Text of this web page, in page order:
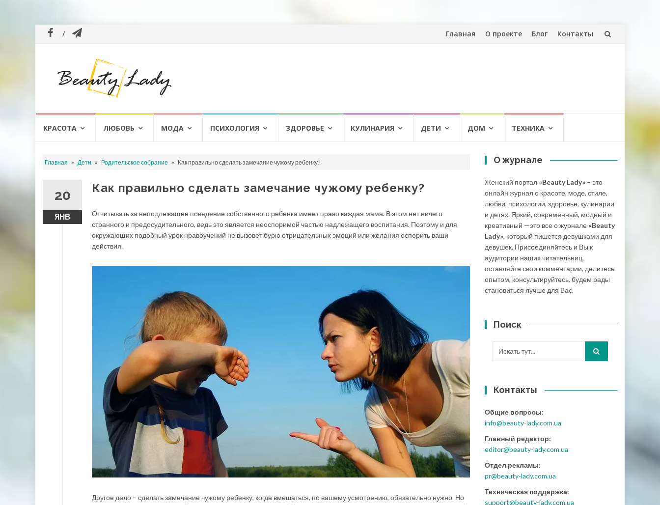
Перейти
Главная О проекте Блог Контакты
КРАСОТА ЛЮБОВЬ МОДА ПСИХОЛОГИЯ ЗДОРОВЬЕ КУЛИНАРИЯ ДЕТИ ДОМ ТЕХНИКА
Главная » Дети » Родительское собрание » Как правильно сделать замечание чужому ребенку?
20
ЯНВ
Как правильно сделать замечание чужому ребенку?
Отчитывать за неподлежащее поведение собственного ребенка имеет право каждая мама. В этом нет ничего
странного и предосудительного, ведь это является неоспоримой частью надлежащего воспитания. Поэтому и для
окружающих подобный урок нравоучений не вызовет бурю отрицательных эмоций или желания оспорить ваши
действия.
Другое дело – сделать замечание чужому ребенку, когда вмешаться, по вашему усмотрению, обязательно нужно. Но
О журнале
Женский портал «Beauty Lady» – это
онлайн журнал о красоте, моде, стиле,
любви, психологии, здоровье, кулинарии
и детях. Яркий, современный, модный и
креативный —это все о журнале «Beauty
Lady», который пишется девушками для
девушек. Присоединяйтесь и Вы к
аудитории наших читательниц,
оставляйте свои комментарии, делитесь
опытом, консультируйтесь, будем рады
становиться лучше для Вас.
Поиск
Контакты
Общие вопросы:
info@beauty-lady.com.ua
Главный редактор:
editor@beauty-lady.com.ua
Отдел рекламы:
pr@beauty-lady.com.ua
Техническая поддержка:
support@beauty-lady.com.ua